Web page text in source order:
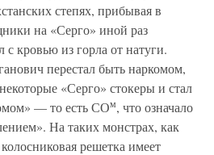
степях, прибывая в
на «Серго» иной раз
с кровью из горла от натуги.
перестал быть наркомом,
«Серго» стокеры и стал
— то есть СОм, что означало
На таких монстрах, как
решетка имеет